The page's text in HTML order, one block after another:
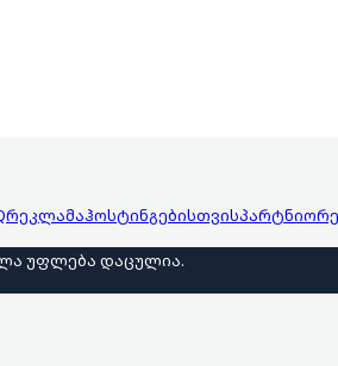
რეკლამაჰოსტინგებისთვის
უფლება დაცულია.